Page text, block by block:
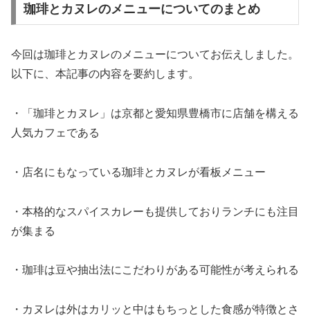
珈琲とカヌレのメニューについてのまとめ
今回は珈琲とカヌレのメニューについてお伝えしました。
以下に、本記事の内容を要約します。
・「珈琲とカヌレ」は京都と愛知県豊橋市に店舗を構える
人気カフェである
・店名にもなっている珈琲とカヌレが看板メニュー
・本格的なスパイスカレーも提供しておりランチにも注目
が集まる
・珈琲は豆や抽出法にこだわりがある可能性が考えられる
・カヌレは外はカリッと中はもちっとした食感が特徴とさ